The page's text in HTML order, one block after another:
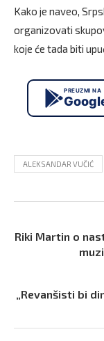
Kako je naveo,
organizovati
koje će tada biti
PREUZMI NA
ALEKSANDAR VUČIĆ
Riki Martin o
„Revanšisti bi